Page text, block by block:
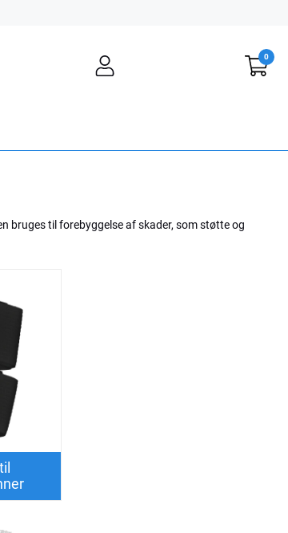
0
bruges til forebyggelse af skader, som støtte og